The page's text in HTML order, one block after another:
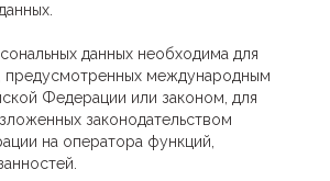
данных необходима для
предусмотренных международным
Федерации или законом, для
законодательством
на оператора функций,